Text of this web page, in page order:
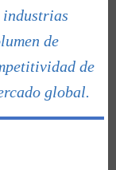
de
de
global.